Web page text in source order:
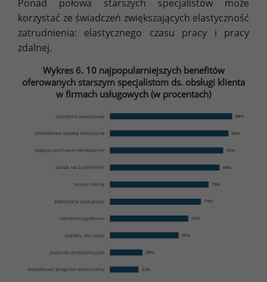
Ponad połowa starszych specjalistów może
korzystać ze świadczeń zwiększających elastyczność
zatrudnienia: elastycznego czasu pracy i pracy
zdalnej.
Wykres 6. 10 najpopularniejszych benefitów
oferowanych starszym specjalistom ds. obsługi klienta
w firmach usługowych (w procentach)